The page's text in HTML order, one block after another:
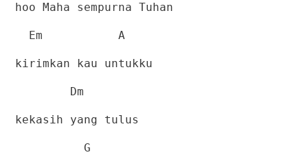
hoo Maha sempurna Tuhan
Em A
kirimkan kau untukku
Dm
kekasih yang tulus
G